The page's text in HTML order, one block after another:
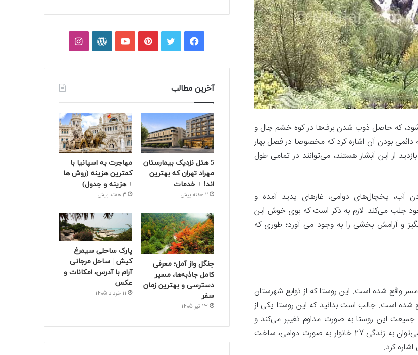
که حاصل ذوب شدن برف‌ها در کوه خشم چال و
دائمی بودن آن اشاره کرد که مخصوصا در فصل بهار
از این آبشار هستند، می‌توانند در تمامی طول
آب، یخچال‌های دوامی، غارهای پدید آمده و
جلب می‌کند. لازم به ذکر است که بوی خوش این
و آرامش بخشی را به وجود می آورد؛ طوری که
واقع شده است. این روستا که از توابع شهرستان
است. جالب است بدانید که این روستا یکی از
این روستا به صورت مداوم تغییر می‌کند و
حتی گاهی به 500 نفر نیز می‌رسد. از ویژگی‌های بارز این روستا می‌توان به زندگی 27 خانوار به صورت دوامی، ساخت
کرد.
فیسبوکتوییترپینتریستیوتیوبوردپرساینستاگرام
آخرین مطالب
5 هتل نزدیک بیمارستان
مهراد تهران که بهترین‌
اند! + خدمات
2 هفته پیش
مهاجرت به اسپانیا با
کمترین هزینه (روش ها
+ هزینه و جدول)
3 هفته پیش
جنگل واز آمل؛ معرفی
کامل جاذبه‌ها، مسیر
دسترسی و بهترین زمان
سفر
13 تیر 1405
پارک ساحلی سیمرغ
کیش | ساحل مرجانی
آرام با آدرس، امکانات و
عکس
11 خرداد 1405